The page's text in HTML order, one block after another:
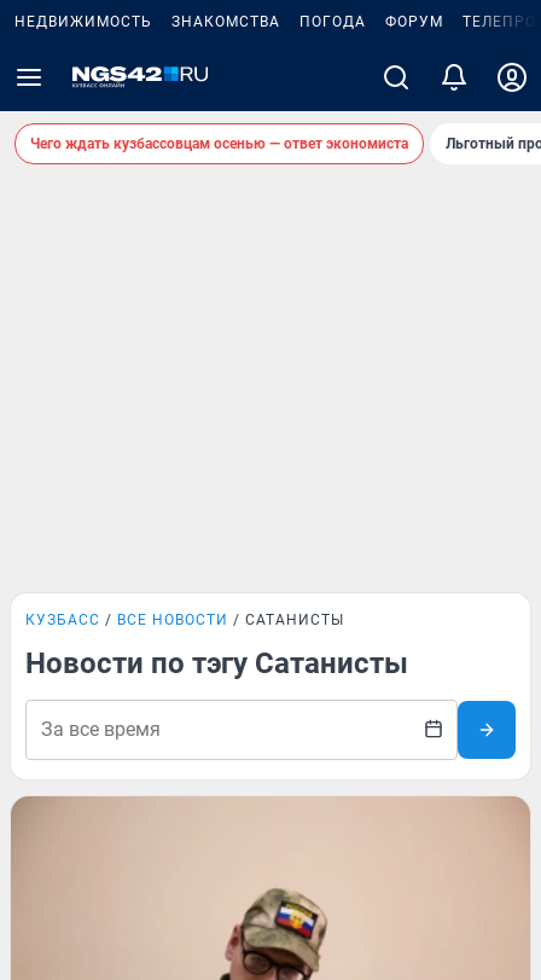
НЕДВИЖИМОСТЬ ЗНАКОМСТВА ПОГОДА ФОРУМ
Чего ждать кузбассовцам осенью — ответ экономиста Льготный
КУЗБАСС ВСЕ НОВОСТИ САТАНИСТЫ
Новости по тэгу Сатанисты